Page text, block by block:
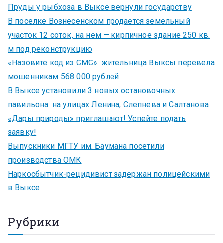
Пруды у рыбхоза в Выксе вернули государству
В поселке Вознесенском продается земельный
участок 12 соток, на нем — кирпичное здание 250 кв.
м под реконструкцию
«Назовите код из СМС»: жительница Выксы перевела
мошенникам 568 000 рублей
В Выксе установили 3 новых остановочных
павильона: на улицах Ленина, Слепнева и Салтанова
«Дары природы» приглашают! Успейте подать
заявку!
Выпускники МГТУ им. Баумана посетили
производства ОМК
Наркосбытчик-рецидивист задержан полицейскими
в Выксе
Рубрики